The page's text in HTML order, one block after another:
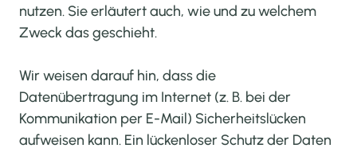
nutzen. Sie erläutert auch, wie und zu welchem
Zweck das geschieht.
Wir weisen darauf hin, dass die
Datenübertragung im Internet (z. B. bei der
Kommunikation per E-Mail) Sicherheitslücken
aufweisen kann. Ein lückenloser Schutz der Daten